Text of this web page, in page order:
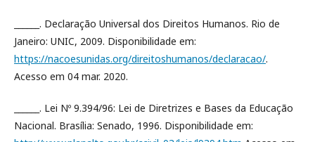
______. Declaração Universal dos Direitos Humanos. Rio de
Janeiro: UNIC, 2009. Disponibilidade em:
https://nacoesunidas.org/direitoshumanos/declaracao/.
Acesso em 04 mar. 2020.
______. Lei Nº 9.394/96: Lei de Diretrizes e Bases da Educação
Nacional. Brasília: Senado, 1996. Disponibilidade em: